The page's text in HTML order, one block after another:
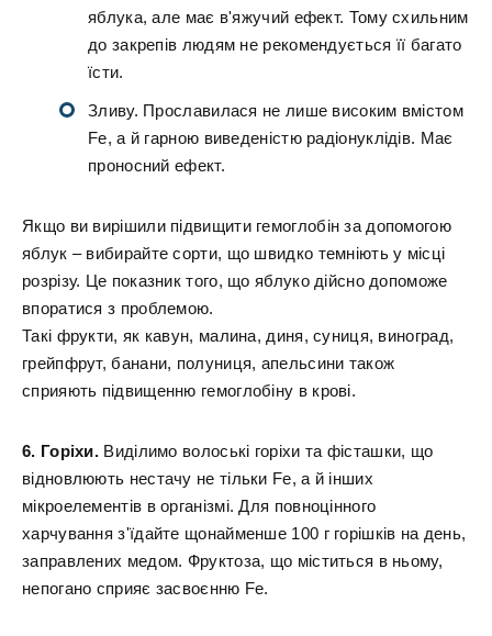
яблука, але має в'яжучий ефект. Тому схильним
до закрепів людям не рекомендується її багато
їсти.
Зливу. Прославилася не лише високим вмістом
Fe, а й гарною виведеністю радіонуклідів. Має
проносний ефект.
Якщо ви вирішили підвищити гемоглобін за допомогою
яблук – вибирайте сорти, що швидко темніють у місці
розрізу. Це показник того, що яблуко дійсно допоможе
впоратися з проблемою.
Такі фрукти, як кавун, малина, диня, суниця, виноград,
грейпфрут, банани, полуниця, апельсини також
сприяють підвищенню гемоглобіну в крові.
6. Горіхи. Виділимо волоські горіхи та фісташки, що
відновлюють нестачу не тільки Fe, а й інших
мікроелементів в організмі. Для повноцінного
харчування з'їдайте щонайменше 100 г горішків на день,
заправлених медом. Фруктоза, що міститься в ньому,
непогано сприяє засвоєнню Fe.